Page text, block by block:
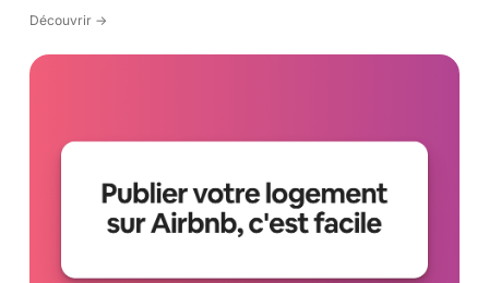
Découvrir ->